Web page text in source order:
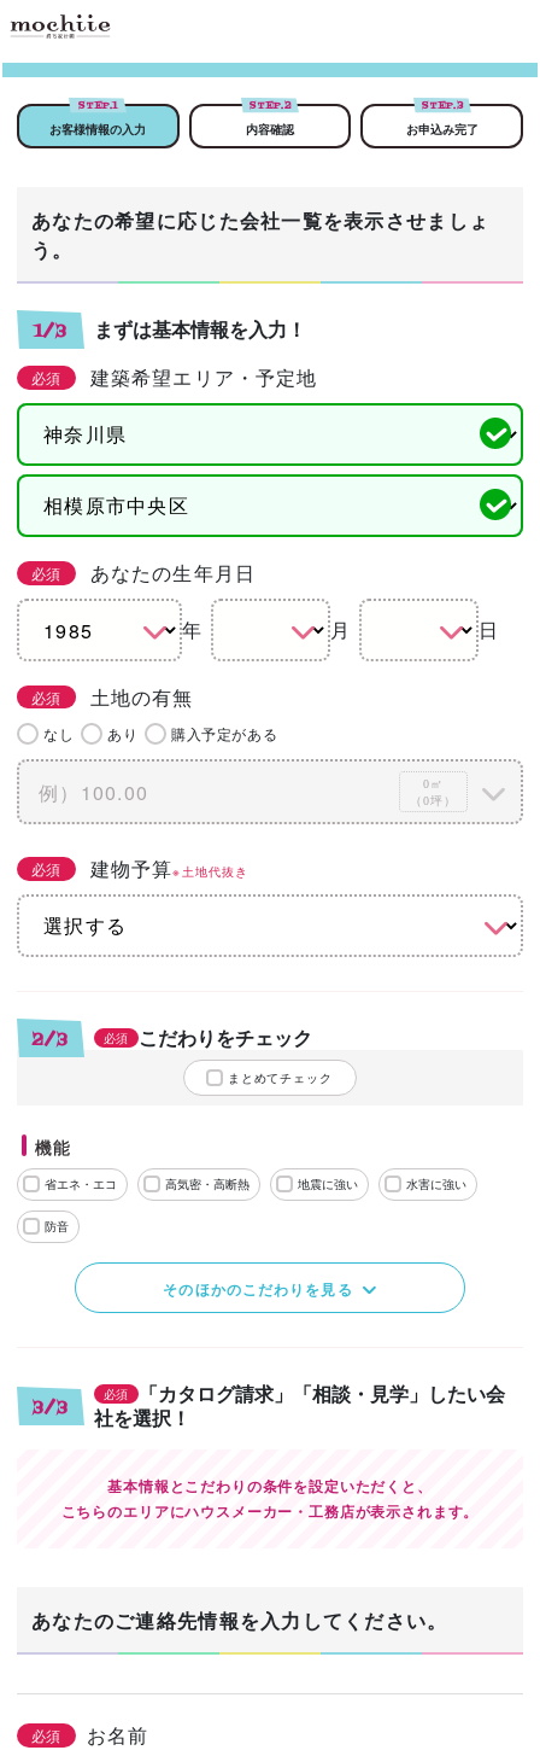
STEP.1
お客様情報の入力
STEP.2
内容確認
STEP.3
お申込み完了
あなたの希望に応じた会社一覧を表示させましょ
う。
1/3 まずは基本情報を入力！
必須 建築希望エリア・予定地
必須 あなたの生年月日
年 月 日
必須 土地の有無
なし あり 購入予定がある
0㎡
（0坪）
必須 建物予算※土地代抜き
2/3 必須 こだわりをチェック
まとめてチェック
機能
省エネ・エコ 高気密・高断熱 地震に強い 水害に強い
防音
そのほかのこだわりを見る
3/3
必須
「カタログ請求」「相談・見学」したい会
社を選択！
基本情報とこだわりの条件を設定いただくと、
こちらのエリアにハウスメーカー・工務店が表示されます。
あなたのご連絡先情報を入力してください。
必須 お名前